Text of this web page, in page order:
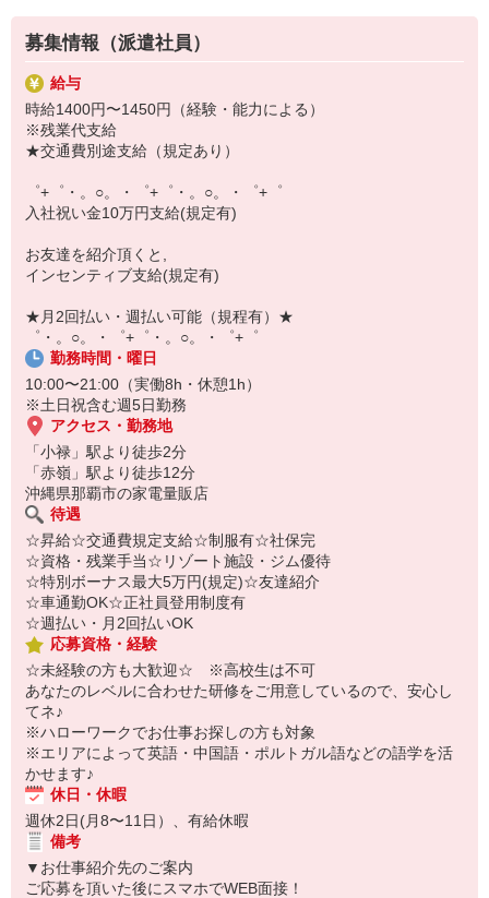
￣￣￣￣￣￣￣￣￣￣￣
▼オフィスワーク
事務、経理、データ入力、コールセンター、受付
▼工場・製造・軽作業系
機械/食品製造・梱包・仕分け・加工・組立・検査
▼美容系
眉毛サロンのアイブロウ・ネイリスト・エステ
▼営業・販売
法人営業・アパレル販売・個別指導塾・人材紹介
▼人気案件も多数♪
短期・期間限定・オープニング・官公庁案件
上場/優良/大手企業など
【スマホ面接実施中】
￣￣￣￣￣￣￣￣￣
自宅に居ながらスマホでカンタン面接OK！
オンライン面談なのでスピード対応。
満足度◎
■携帯やインターネット販売業務
docomo(ドコモ)/au(エーユー)・KDDI/softbank(ソフトバンク)など
の大手キャリアから
ワイモバイル(Y!mobille)、楽天モバイル、UQなど格安スマホまで幅
広く紹介可能♪
募集情報（派遣社員）
給与
時給1400円〜1450円（経験・能力による）
※残業代支給
★交通費別途支給（規定あり）
゜+゜・。○。・゜+゜・。○。・゜+゜
入社祝い金10万円支給(規定有)
お友達を紹介頂くと,
インセンティブ支給(規定有)
★月2回払い・週払い可能（規程有）★
゜・。○。・゜+゜・。○。・゜+゜
勤務時間・曜日
10:00〜21:00（実働8h・休憩1h）
※土日祝含む週5日勤務
アクセス・勤務地
「小禄」駅より徒歩2分
「赤嶺」駅より徒歩12分
沖縄県那覇市の家電量販店
待遇
☆昇給☆交通費規定支給☆制服有☆社保完
☆資格・残業手当☆リゾート施設・ジム優待
☆特別ボーナス最大5万円(規定)☆友達紹介
☆車通勤OK☆正社員登用制度有
☆週払い・月2回払いOK
応募資格・経験
☆未経験の方も大歓迎☆ ※高校生は不可
あなたのレベルに合わせた研修をご用意しているので、安心し
てネ♪
※ハローワークでお仕事お探しの方も対象
※エリアによって英語・中国語・ポルトガル語などの語学を活
かせます♪
休日・休暇
週休2日(月8〜11日）、有給休暇
備考
▼お仕事紹介先のご案内
ご応募を頂いた後にスマホでWEB面接！